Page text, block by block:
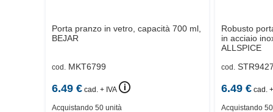
Porta pranzo in vetro, capacità 700 ml,
BEJAR
cod. MKT6799
6.49 € cad. + IVA 🛈
Acquistando 50 unità
Robusto
in acciaio
ALLSPICE
cod.
6.49€ cad.
Acquistando